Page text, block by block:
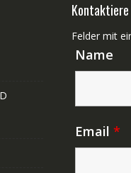
Kontaktiere
Felder mit
Name
Email *